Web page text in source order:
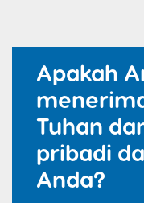
Apakah
Tuhan
pribadi
Anda?